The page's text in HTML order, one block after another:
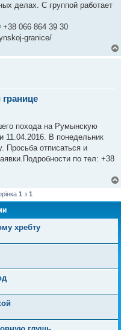
делах. С группой работает
+38 066 864 39 30
granice/
похода на Румынскую
11.04.2016. В понедельник
Просьба отписаться и
по тел: +38
1 з 1
хребту